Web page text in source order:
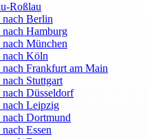
Roßlau
Berlin
Hamburg
München
nach Köln
Frankfurt am Main
Stuttgart
Düsseldorf
nach Leipzig
Dortmund
Essen